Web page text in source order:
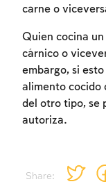
Share:
carne o
Quien cocina
cárnico o
embargo, si
alimento cocido
del otro tipo, se
autoriza.